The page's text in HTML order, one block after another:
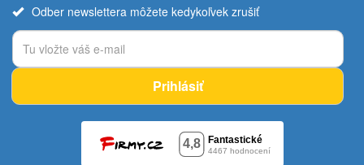
Odber newslettera môžete kedykoľvek zrušiť
Prihlásiť